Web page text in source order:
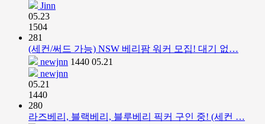
Jinn
05.23
1504
281
(세컨/써드 가능) NSW 베리팜 워커 모집! 대기 없…
newjnn 1440 05.21
newjnn
05.21
1440
280
라즈베리, 블랙베리, 블루베리 픽커 구인 중! (세컨 …